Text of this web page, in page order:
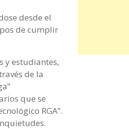
desde el
de cumplir
y estudiantes,
de la
que se
RGA”.